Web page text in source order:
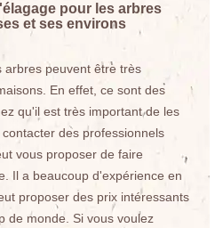
pour les arbres
et ses environs
arbres peuvent être très
En effet, ce sont des
qu'il est très important de les
des professionnels
vous proposer de faire
Il a beaucoup d'expérience en
proposer des prix intéressants
de monde. Si vous voulez